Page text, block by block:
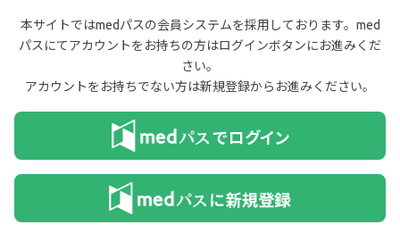
本サイトではmedパスの会員システムを採用しております。med
パスにてアカウントをお持ちの方はログインボタンにお進みくだ
さい。
アカウントをお持ちでない方は新規登録からお進みください。